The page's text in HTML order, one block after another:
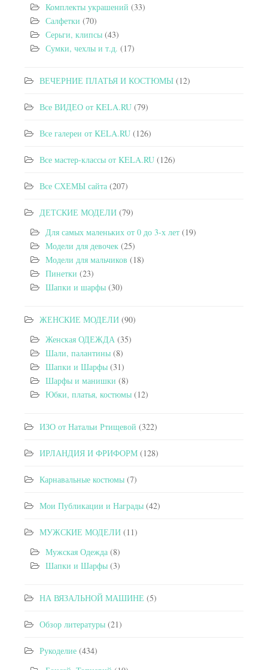
Комплекты украшений (33)
Салфетки (70)
Серьги, клипсы (43)
Сумки, чехлы и т.д. (17)
ВЕЧЕРНИЕ ПЛАТЬЯ И КОСТЮМЫ (12)
Все ВИДЕО от KELA.RU (79)
Все галереи от KELA.RU (126)
Все мастер-классы от KELA.RU (126)
Все СХЕМЫ сайта (207)
ДЕТСКИЕ МОДЕЛИ (79)
Для самых маленьких от 0 до 3-х лет (19)
Модели для девочек (25)
Модели для мальчиков (18)
Пинетки (23)
Шапки и шарфы (30)
ЖЕНСКИЕ МОДЕЛИ (90)
Женская ОДЕЖДА (35)
Шали, палантины (8)
Шапки и Шарфы (31)
Шарфы и манишки (8)
Юбки, платья, костюмы (12)
ИЗО от Натальи Ртищевой (322)
ИРЛАНДИЯ И ФРИФОРМ (128)
Карнавальные костюмы (7)
Мои Публикации и Награды (42)
МУЖСКИЕ МОДЕЛИ (11)
Мужская Одежда (8)
Шапки и Шарфы (3)
НА ВЯЗАЛЬНОЙ МАШИНЕ (5)
Обзор литературы (21)
Рукоделие (434)